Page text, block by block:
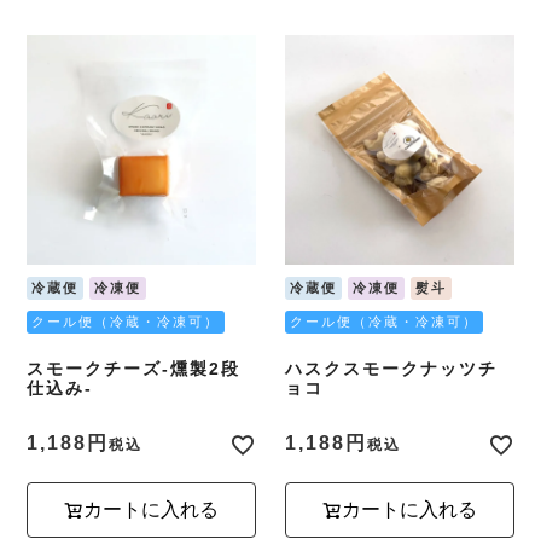
冷蔵便 冷凍便
クール便（冷蔵・冷凍可）
スモークチーズ-燻製2段
仕込み-
1,188 税込
カートに入れる
冷蔵便 冷凍便 熨斗
クール便（冷蔵・冷凍可）
ハスクスモークナッツチ
ョコ
1,188 税込
カートに入れる